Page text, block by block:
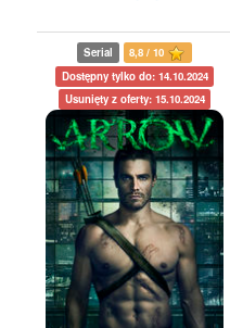
Serial
8,8 / 10
Dostępny tylko do: 14.10.2024
Usunięty z oferty: 15.10.2024